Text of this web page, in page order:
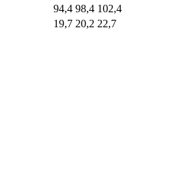
94,4 98,4 102,4
19,7 20,2 22,7